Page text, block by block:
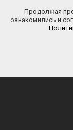
Продолжая
ознакомились и